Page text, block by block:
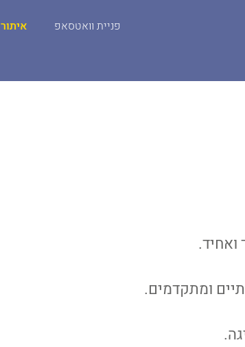
פניית וואטסאפ
ומתקדמים.